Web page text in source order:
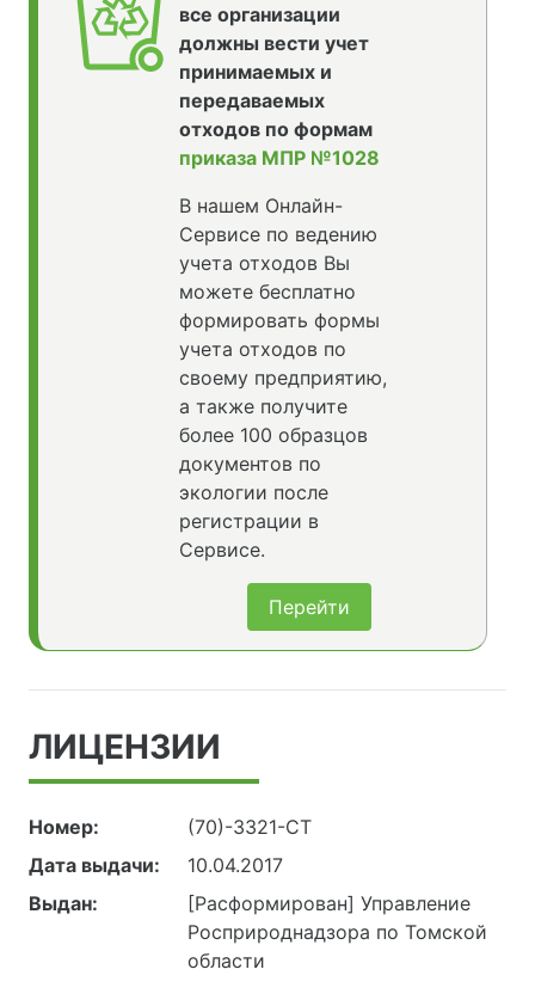
все организации
должны вести учет
принимаемых и
передаваемых
отходов по формам
приказа МПР №1028
В нашем Онлайн-
Сервисе по ведению
учета отходов Вы
можете бесплатно
формировать формы
учета отходов по
своему предприятию,
а также получите
более 100 образцов
документов по
экологии после
регистрации в
Сервисе.
Перейти
ЛИЦЕНЗИИ
Номер:
(70)-3321-СТ
Дата выдачи:
10.04.2017
Выдан:
[Расформирован] Управление
Росприроднадзора по Томской
области